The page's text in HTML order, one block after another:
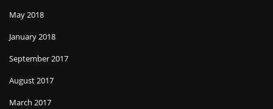
May 2018
January 2018
September 2017
August 2017
March 2017